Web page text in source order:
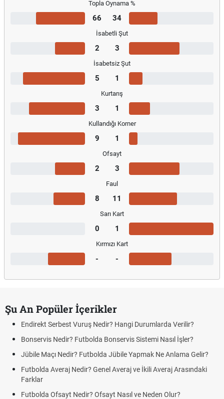
Topla Oynama %
66 34
İsabetli Şut
2 3
İsabetsiz Şut
5 1
Kurtarış
3 1
Kullandığı Korner
9 1
Ofsayt
2 3
Faul
8 11
Sarı Kart
0 1
Kırmızı Kart
- -
Şu An Popüler İçerikler
Endirekt Serbest Vuruş Nedir? Hangi Durumlarda Verilir?
Bonservis Nedir? Futbolda Bonservis Sistemi Nasıl İşler?
Jübile Maçı Nedir? Futbolda Jübile Yapmak Ne Anlama Gelir?
Futbolda Averaj Nedir? Genel Averaj ve İkili Averaj Arasındaki
Farklar
Futbolda Ofsayt Nedir? Ofsayt Nasıl ve Neden Olur?